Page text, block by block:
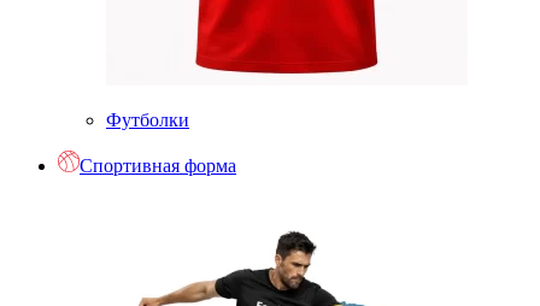
Футболки
Спортивная форма